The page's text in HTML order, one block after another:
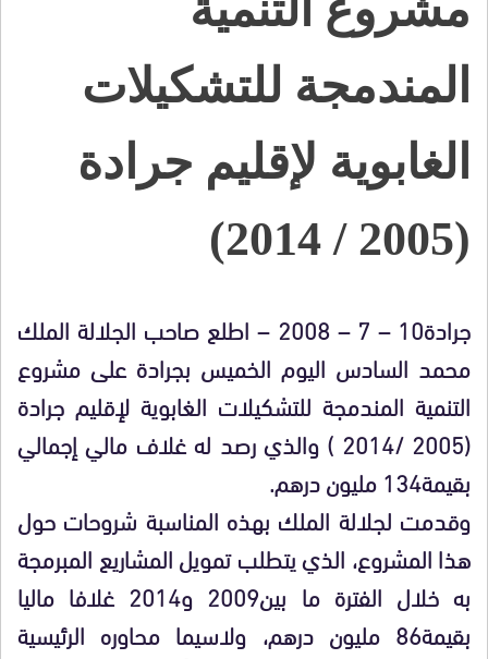
المندمجة للتشكيلات
الغابوية لإقليم جرادة
(2005 / 2014)
جرادة10 – 7 – 2008 – اطلع صاحب الجلالة الملك
محمد السادس اليوم الخميس بجرادة على مشروع
التنمية المندمجة للتشكيلات الغابوية لإقليم جرادة
(2005 /2014 ) والذي رصد له غلاف مالي إجمالي
بقيمة134 مليون درهم.
وقدمت لجلالة الملك بهذه المناسبة شروحات حول
هذا المشروع، الذي يتطلب تمويل المشاريع المبرمجة
به خلال الفترة ما بين2009 و2014 غلافا ماليا
بقيمة86 مليون درهم، ولاسيما محاوره الرئيسية